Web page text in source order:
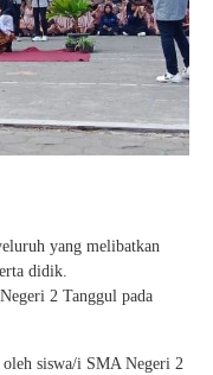
yang melibatkan
didik.
2 Tanggul pada
siswa/i SMA Negeri 2